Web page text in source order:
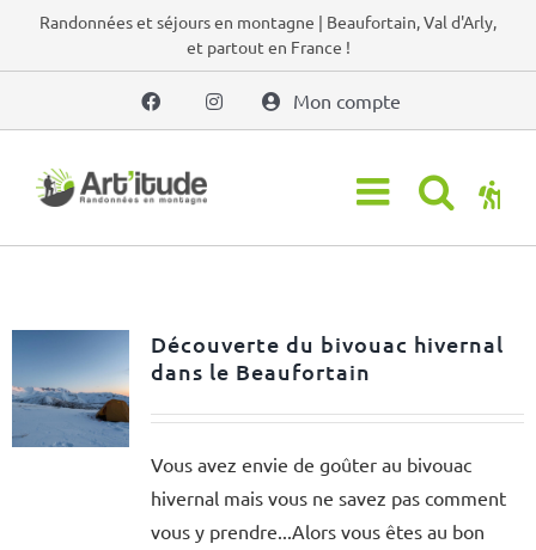
PasserRandonnées et séjours en montagne | Beaufortain, Val d'Arly,
et partout en France !
Mon compte
Découverte du bivouac hivernal
dans le Beaufortain
Vous avez envie de goûter au bivouac
hivernal mais vous ne savez pas comment
vous y prendre...Alors vous êtes au bon